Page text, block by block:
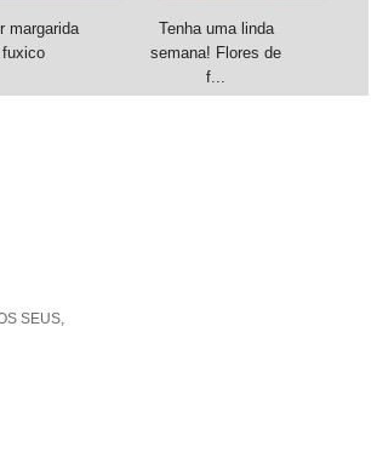
margarida
Tenha uma linda
semana! Flores de
f...
SEUS,